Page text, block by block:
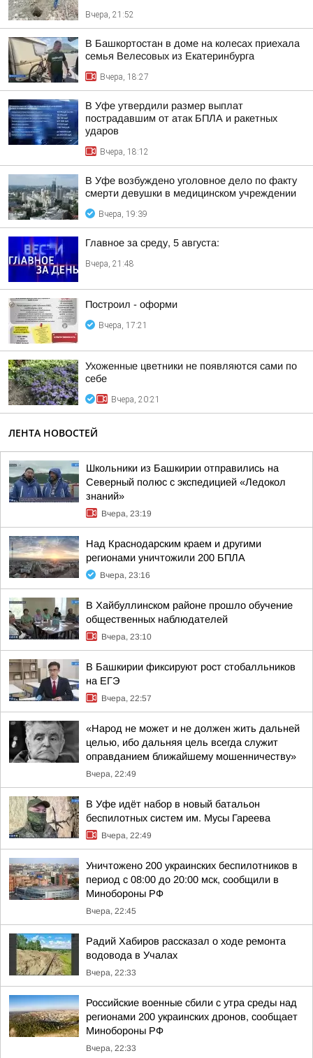
Вчера, 21:52
В Башкортостан в доме на колесах приехала
семья Велесовых из Екатеринбурга
Вчера, 18:27
В Уфе утвердили размер выплат
пострадавшим от атак БПЛА и ракетных
ударов
Вчера, 18:12
В Уфе возбуждено уголовное дело по факту
смерти девушки в медицинском учреждении
Вчера, 19:39
Главное за среду, 5 августа:
Вчера, 21:48
Построил - оформи
Вчера, 17:21
Ухоженные цветники не появляются сами по
себе
Вчера, 20:21
ЛЕНТА НОВОСТЕЙ
Школьники из Башкирии отправились на
Северный полюс с экспедицией «Ледокол
знаний»
Вчера, 23:19
Над Краснодарским краем и другими
регионами уничтожили 200 БПЛА
Вчера, 23:16
В Хайбуллинском районе прошло обучение
общественных наблюдателей
Вчера, 23:10
В Башкирии фиксируют рост стобалльников
на ЕГЭ
Вчера, 22:57
«Народ не может и не должен жить дальней
целью, ибо дальняя цель всегда служит
оправданием ближайшему мошенничеству»
Вчера, 22:49
В Уфе идёт набор в новый батальон
беспилотных систем им. Мусы Гареева
Вчера, 22:49
Уничтожено 200 украинских беспилотников в
период с 08:00 до 20:00 мск, сообщили в
Минобороны РФ
Вчера, 22:45
Радий Хабиров рассказал о ходе ремонта
водовода в Учалах
Вчера, 22:33
Российские военные сбили с утра среды над
регионами 200 украинских дронов, сообщает
Минобороны РФ
Вчера, 22:33